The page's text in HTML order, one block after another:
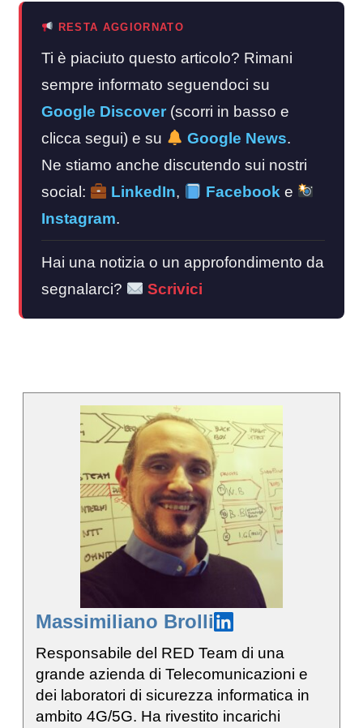
RESTA AGGIORNATO
Ti è piaciuto questo articolo? Rimani
sempre informato seguendoci su
Google Discover (scorri in basso e
clicca segui) e su
Google News.
Ne stiamo anche discutendo sui nostri
social:
LinkedIn, Facebook e
Instagram.
Hai una notizia o un approfondimento da
segnalarci?
Scrivici
Massimiliano Brolli
Responsabile del RED Team di una
grande azienda di Telecomunicazioni e
dei laboratori di sicurezza informatica in
ambito 4G/5G. Ha rivestito incarichi